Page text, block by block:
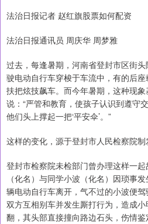
法治日报记者 赵红旗股票如何配资
法治日报通讯员 周庆华 周梦雅
过去，每逢暑期，河南省登封市区街
驶电动自行车穿梭于车流中，有的后
扶把炫技飙车。而今年暑期，这种现
说：“严管和教育，使孩子认识到遵守
他们头上撑起一把‘平安伞’。”
这样的变化，源于登封市人民检察院制
登封市检察院未检部门曾办理这样一
（化名）与同学小波（化名）因琐事
辆电动自行车离开，气不过的小波便
双方互相别车并发生厮打行为，造成
翻，其头部直接撞向路边石头，伤情鉴